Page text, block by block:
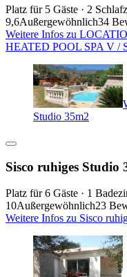
Platz für 5 Gäste · 2
9,6Außergewöhnlich34
Weitere Infos zu
HEATED POOL SPA V /
Studio 35m2
Sisco ruhiges Studio
Platz für 6 Gäste · 1
10Außergewöhnlich23
Weitere Infos zu Sisco